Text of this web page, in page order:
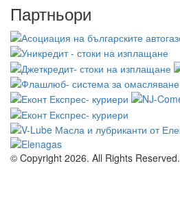
Партньори
© Copyright 2026. All Rights Reserved.